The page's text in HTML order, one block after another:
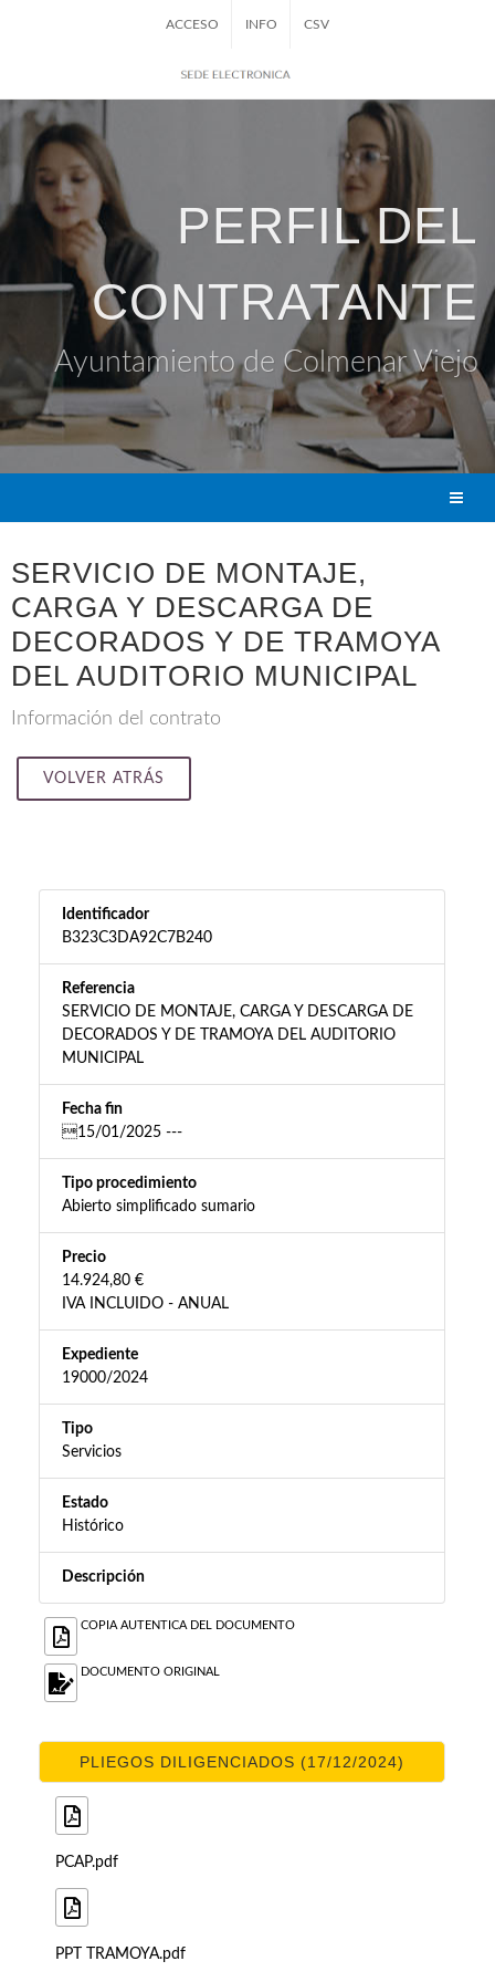
ACCESO INFO CSV
PERFIL DEL
CONTRATANTE
Ayuntamiento de Colmenar Viejo
SERVICIO DE MONTAJE,
CARGA Y DESCARGA DE
DECORADOS Y DE TRAMOYA
DEL AUDITORIO MUNICIPAL
Información del contrato
VOLVER ATRÁS
Identificador
B323C3DA92C7B240
Referencia
SERVICIO DE MONTAJE, CARGA Y DESCARGA DE
DECORADOS Y DE TRAMOYA DEL AUDITORIO
MUNICIPAL
Fecha fin
15/01/2025 ---
Tipo procedimiento
Abierto simplificado sumario
Precio
14.924,80 €
IVA INCLUIDO - ANUAL
Expediente
19000/2024
Tipo
Servicios
Estado
Histórico
Descripción
COPIA AUTENTICA DEL DOCUMENTO
DOCUMENTO ORIGINAL
PLIEGOS DILIGENCIADOS (17/12/2024)
PCAP.pdf
PPT TRAMOYA.pdf